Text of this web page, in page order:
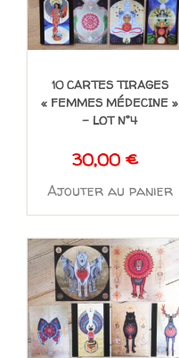
10 CARTES TIRAGES
« FEMMES MÉDECINE »
– LOT N°4
30,00€
Ajouter au panier